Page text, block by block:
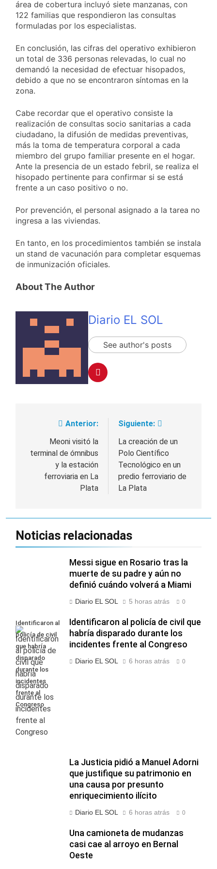
errores libertarios
19 Horas Atrás
Una camioneta de
mudanzas casi cae al
arroyo en Bernal
Secuestraron 11
vehículos durante un
operativo de tránsito
en Ezpeleta
20 Horas Atrás
El embajador
Quilmes lo dejó
escapar y empató 1 a
1 con Almagro
20 Horas Atrás
Las ventas
minoristas cayeron
3,8% en julio
21 Horas Atrás
Quilmes: siete clubes
de barrio de la Liga
Femenina de fútbol
deportivo
Consejo Federal del
Trabajo: un nuevo
federalismo
Boca oficializó la
llegada de Enner
Valencia
1 Día Atrás
respiratoria aguda en
1 Día Atrás
área de cobertura incluyó siete manzanas, con
122 familias que respondieron las consultas
formuladas por los especialistas.
En conclusión, las cifras del operativo exhibieron
un total de 336 personas relevadas, lo cual no
demandó la necesidad de efectuar hisopados,
debido a que no se encontraron síntomas en la
zona.
Cabe recordar que el operativo consiste la
realización de consultas socio sanitarias a cada
ciudadano, la difusión de medidas preventivas,
más la toma de temperatura corporal a cada
miembro del grupo familiar presente en el hogar.
Ante la presencia de un estado febril, se realiza el
hisopado pertinente para confirmar si se está
frente a un caso positivo o no.
Por prevención, el personal asignado a la tarea no
ingresa a las viviendas.
En tanto, en los procedimientos también se instala
un stand de vacunación para completar esquemas
de inmunización oficiales.
About The Author
Diario EL SOL
See author's posts
Navegación
entradas
Anterior:
Meoni visitó la
terminal de ómnibus
y la estación
ferroviaria en La
Plata
Siguiente:
La creación de un
Polo Científico
Tecnológico en un
predio ferroviario de
La Plata
Noticias relacionadas
Messi sigue en Rosario tras la
muerte de su padre y aún no
definió cuándo volverá a Miami
Diario EL SOL 5 horas atrás 0
Identificaron al
policía de civil
que habría
disparado
durante los
incidentes
frente al
Congreso
Identificaron al policía de civil que
habría disparado durante los
incidentes frente al Congreso
Diario EL SOL 6 horas atrás 0
La Justicia pidió a Manuel Adorni
que justifique su patrimonio en
una causa por presunto
enriquecimiento ilícito
Diario EL SOL 6 horas atrás 0
Una camioneta de mudanzas
casi cae al arroyo en Bernal
Oeste